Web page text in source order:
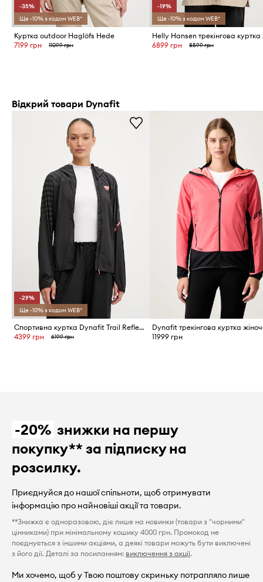
-35%
Ще -10% з кодом WEB*
Куртка outdoor Haglöfs Hede
7199 грн
11099 грн
-19%
Ще -10% з кодом WEB*
6899 грн 8599 грн
Відкрий товари Dynafit
-29%
Ще -10% з кодом WEB*
Спортивна куртка Dynafit Trail Reflective Wind
4399 грн
6199 грн 11999 грн
-20% знижки на першу
покупку** за підписку на
розсилку.
Приєднуйся до нашої спільноти, щоб отримувати
інформацію про найновіші акції та товари.
**Знижка є одноразовою, діє лише на новинки (товари з "чорними"
цінниками) при мінімальному кошику 4000 грн. Промокод не
поєднується з іншими акціями, а деякі товари можуть бути виключені
з його дії. Деталі за посиланням: виключення з акції.
Ми хочемо, щоб у Твою поштову скриньку потрапляло лише